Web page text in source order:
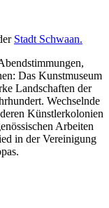
Stadt Schwaan.
Das Kunstmuseum
Landschaften der
Wechselnde
Künstlerkolonien
Arbeiten
in der Vereinigung